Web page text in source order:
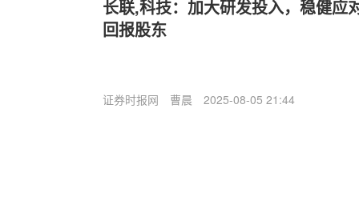
长联,科技：加大研发投入，稳健应
回报股东
证券时报网 曹晨 2025-08-05 21:44